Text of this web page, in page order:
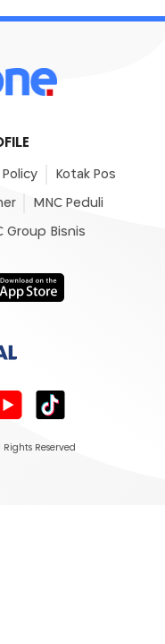
Policy Kotak Pos
MNC Peduli
Group Bisnis
Rights Reserved